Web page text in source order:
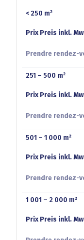
Kategorie
Prix
Preis
MwSt.
< 250 m²
251 – 500 m²
501 – 1 000 m²
1 001 – 2 000 m²